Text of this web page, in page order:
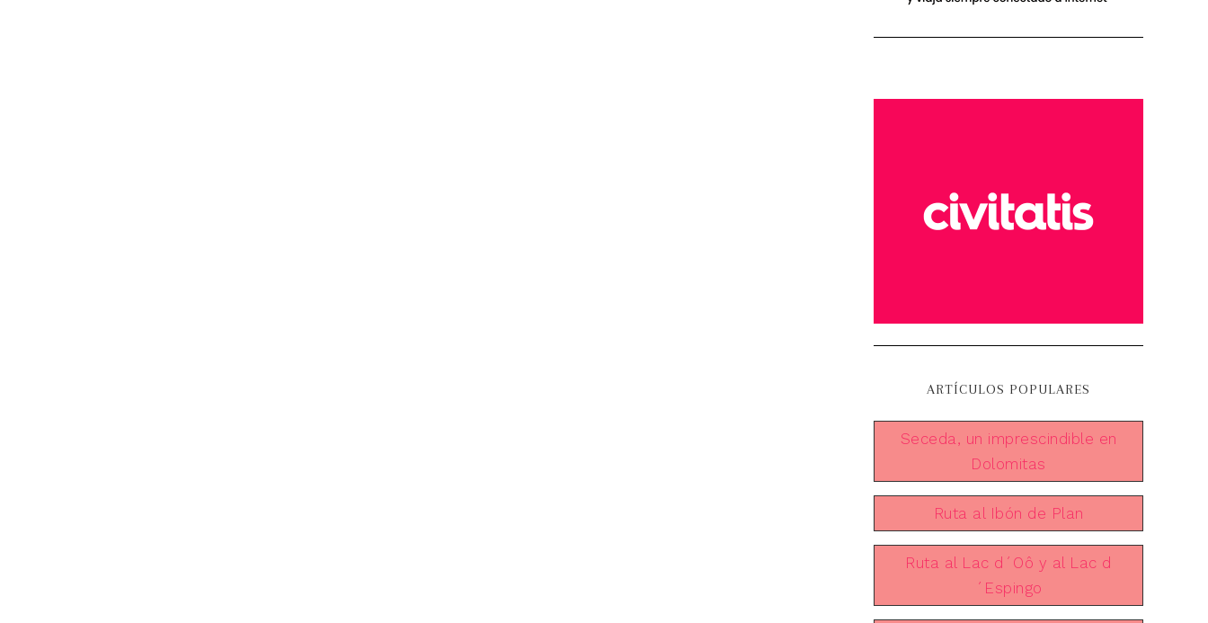
ARTÍCULOS POPULARES
Seceda, un imprescindible en
Dolomitas
Ruta al Ibón de Plan
Ruta al Lac d´Oô y al Lac d
´Espingo